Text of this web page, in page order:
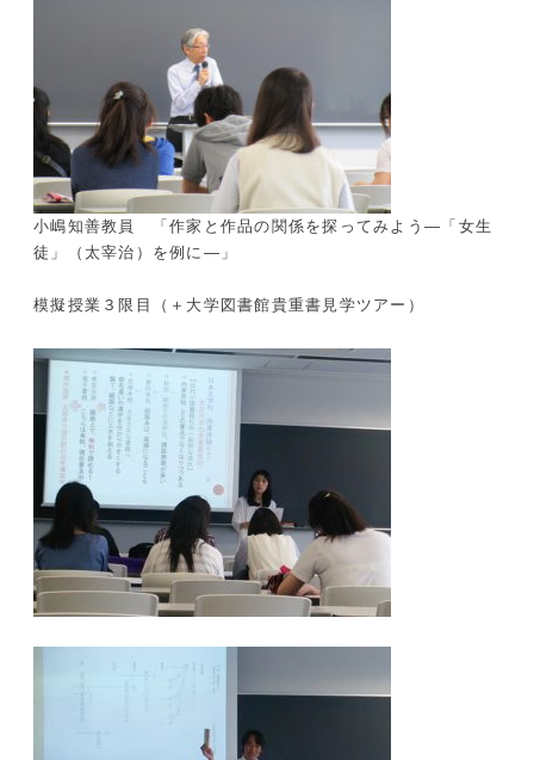
小嶋知善教員 「作家と作品の関係を探ってみよう―「女生
徒」（太宰治）を例に―」
模擬授業３限目（＋大学図書館貴重書見学ツアー）